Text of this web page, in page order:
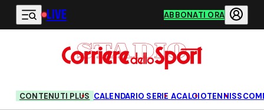
Vai al contenuto principale
LIVE ABBONATI ORA
CONTENUTI PLUS CALENDARIO SERIE ACALCIOTENNIS